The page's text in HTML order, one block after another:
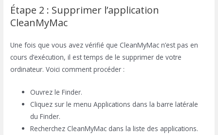
Étape 2 : Supprimer l’application
CleanMyMac
Une fois que vous avez vérifié que CleanMyMac n’est pas en
cours d’exécution, il est temps de le supprimer de votre
ordinateur. Voici comment procéder :
Ouvrez le Finder.
Cliquez sur le menu Applications dans la barre latérale
du Finder.
Recherchez CleanMyMac dans la liste des applications.